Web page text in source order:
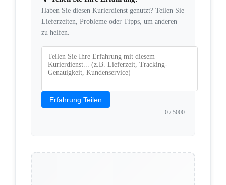
Haben Sie diesen Kurierdienst genutzt? Teilen Sie
Lieferzeiten, Probleme oder Tipps, um anderen
zu helfen.
Erfahrung Teilen
0 / 5000